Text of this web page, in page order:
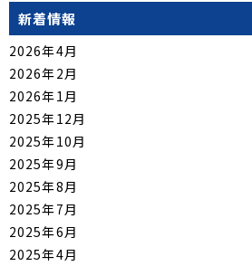
新着情報
2026年4月
2026年2月
2026年1月
2025年12月
2025年10月
2025年9月
2025年8月
2025年7月
2025年6月
2025年4月